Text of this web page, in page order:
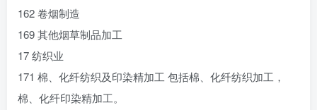
162 卷烟制造
169 其他烟草制品加工
17 纺织业
171 棉、化纤纺织及印染精加工 包括棉、化纤纺织加工，
棉、化纤印染精加工。